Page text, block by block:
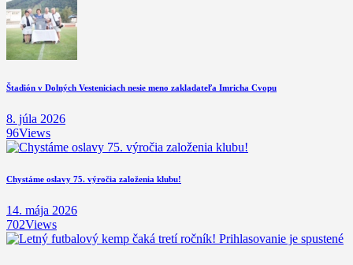
Štadión v Dolných Vesteniciach nesie meno zakladateľa Imricha Cvopu
8. júla 2026
96Views
Chystáme oslavy 75. výročia založenia klubu!
14. mája 2026
702Views